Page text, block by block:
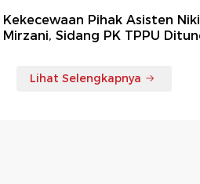
Kekecewaan Pihak Asisten
Mirzani, Sidang PK TPPU
Lihat Selengkapnya